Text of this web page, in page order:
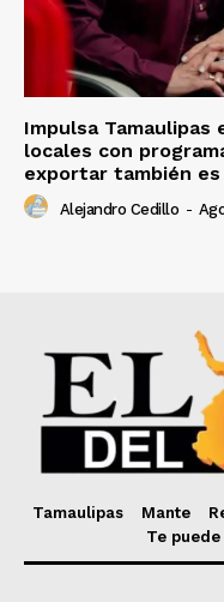
Impulsa
locales con
exportar también
Alejandro Cedillo -
Tamaulipas Mante
Te